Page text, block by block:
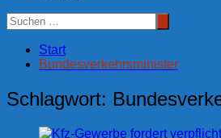
Start
Bundesverkehrsminister
Schlagwort: